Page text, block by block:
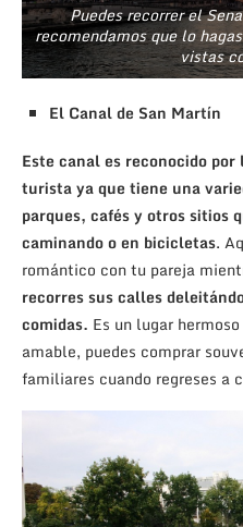
Puedes recorrer el
recomendamos que lo
vistas
El Canal de San Martín
Este canal es reconocido
turista ya que tiene una
parques, cafés y otros sitios
caminando o en bicicletas.
romántico con tu pareja
recorres sus calles
comidas. Es un lugar
amable, puedes comprar
familiares cuando regreses a